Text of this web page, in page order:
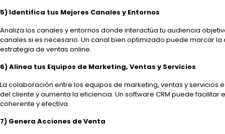
5) Identifica tus Mejores Canales y Entornos
Analiza los canales y entornos donde interactúa tu audiencia
canales si es necesario. Un canal bien optimizado puede marcar
estrategia de ventas online.
6) Alinea tus Equipos de Marketing, Ventas y Servicios
La colaboración entre los equipos de marketing, ventas y
del cliente y aumenta la eficiencia. Un software CRM puede
coherente y efectiva.
7) Genera Acciones de Venta